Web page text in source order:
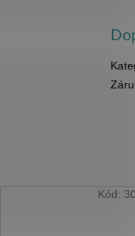
Kód: